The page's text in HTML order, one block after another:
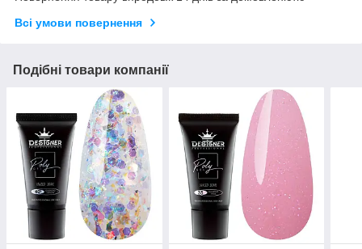
Всі умови повернення
Подібні товари компанії